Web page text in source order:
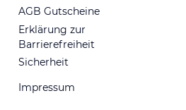
AGB Gutscheine
Erklärung zur
Barrierefreiheit
Sicherheit
Impressum